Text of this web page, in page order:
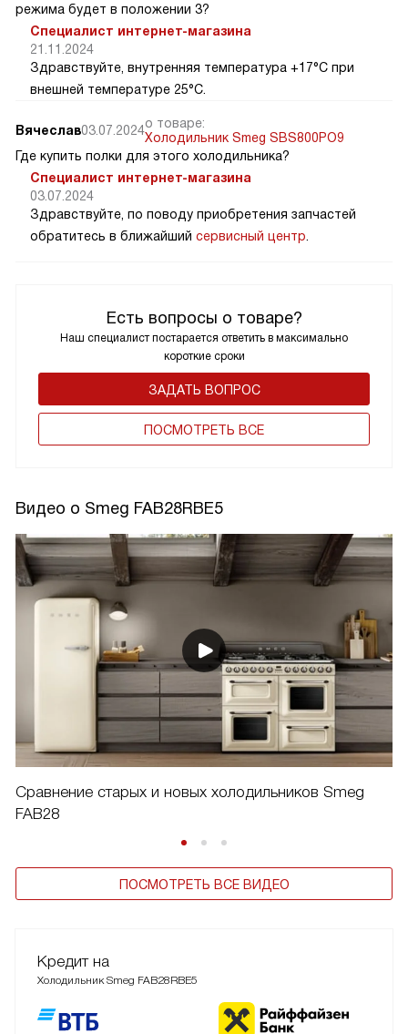
Есть вопросы о товаре?
Наш специалист постарается ответить в максимально
короткие сроки
ЗАДАТЬ ВОПРОС
ПОCМОТРЕТЬ ВСЕ
режима будет в положении 3?
Специалист интернет-магазина
21.11.2024
Здравствуйте, внутренняя температура +17°C при
внешней температуре 25°C.
Вячеслав03.07.2024о товаре:
Холодильник Smeg SBS800PO9
Где купить полки для этого холодильника?
Специалист интернет-магазина
03.07.2024
Здравствуйте, по поводу приобретения запчастей
обратитесь в ближайший сервисный центр
Видео о Smeg FAB28RBE5
Сравнение старых и новых холодильников Smeg
FAB28
ПОСМОТРЕТЬ ВСЕ ВИДЕО
Кредит на
Холодильник Smeg FAB28RBE5